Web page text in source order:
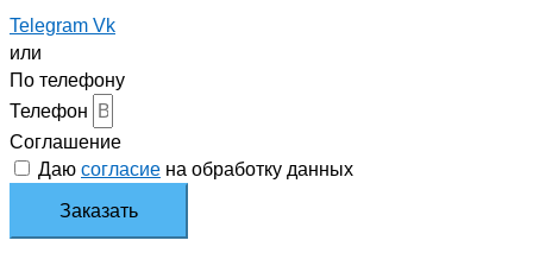
Telegram Vk
или
По телефону
Телефон
Соглашение
Даю согласие на обработку данных
Заказать